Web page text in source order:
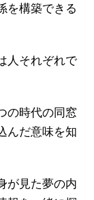
を構築できる
人それぞれで
の時代の同窓
んだ意味を知
が見た夢の内